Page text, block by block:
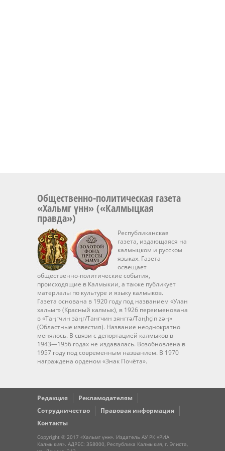
Общественно-политическая газета
«Хальмг үнн» («Калмыцкая
правда»)
Республиканская
газета, издающаяся на
калмыцком и русском
языках. Газета
освещает
общественно-политические события,
происходящие в Калмыкии, а также публикует
материалы по культуре и языку калмыков.
Газета основана в 1920 году под названием «Улан
хальмг» (Красный калмык), в 1926 переименована
в «Таңгчин зäңг/Тангчин зянггә/Taңhçin zәң»
(Областные известия). Название неоднократно
менялось. В связи с депортацией калмыков в
1943—1956 годах не издавалась. Возобновлена в
1957 году под современным названием. В 1970
награждена орденом «Знак Почёта».
Редакция
Рекламодателям
Сотрудничество
Правовая информация
Контакты
Copyright © 2017 «Хальмг үнн». Издатель АУ РК «РИА
Калмыкия». АДРЕС: 358000, Республика Калмыкия, г. Элиста,